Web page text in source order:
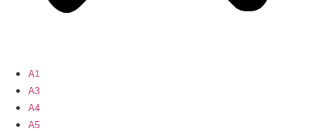
A1
A3
A4
A5